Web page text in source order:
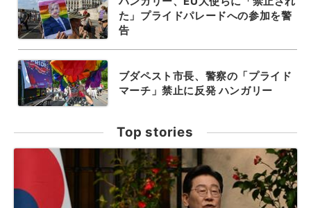
た」プライドパレードへの参加を警
告
ブダペスト市長、警察の「プライド
マーチ」禁止に反発 ハンガリー
Top stories